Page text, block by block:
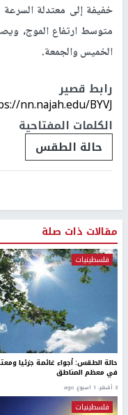
خفيفة إلى معتدلة السرعة
متوسط ارتفاع الموج،
الخميس والجمعة.
رابط قصير
nn.najah.edu/BYVJ/
الكلمات المفتاحية
حالة الطقس
مقالات ذات صلة
فلسطينيات
حالة الطقس: أجواء غائمة جزئيا
في معظم المناطق
3 أشهر، 1 اسبوع. ago
فلسطينيات